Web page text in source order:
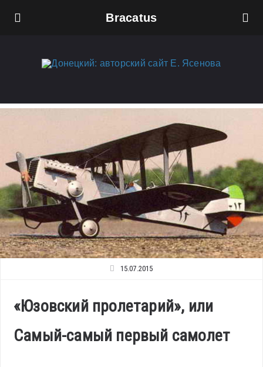
Bracatus
15.07.2015
«Юзовский пролетарий», или
Самый-самый первый самолет